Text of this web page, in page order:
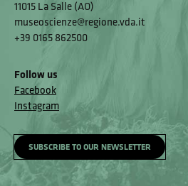
11015 La Salle (AO)
museoscienze@regione.vda.it
+39 0165 862500
Follow us
Facebook
Instagram
SUBSCRIBE TO OUR NEWSLETTER